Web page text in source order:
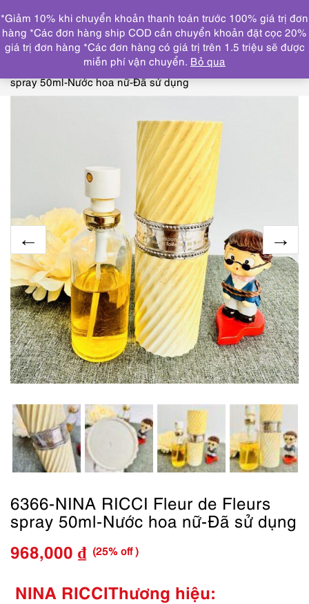
DANH MỤC
Trang chủ NƯỚC HOA
NINA RICCI, JEAN PATOU,
MADAME ROCHAS
6366-NINA RICCI Fleur de Fleurs
spray 50ml-Nước hoa nữ-Đã sử dụng
6366-NINA RICCI Fleur de Fleurs
spray 50ml-Nước hoa nữ-Đã sử dụng
Giá
gốc
968,000 ₫
Giá
hiện
(25% off )
Thương hiệu:
NINA RICCI
*Giảm 10% khi chuyển khoản thanh toán trước 100% giá trị đơn
hàng *Các đơn hàng ship COD cần chuyển khoản đặt cọc 20%
giá trị đơn hàng *Các đơn hàng có giá trị trên 1.5 triệu sẽ được
miễn phí vận chuyển. Bỏ qua